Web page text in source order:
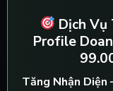
Dịch Vụ
Profile
Tăng Nhận Diện